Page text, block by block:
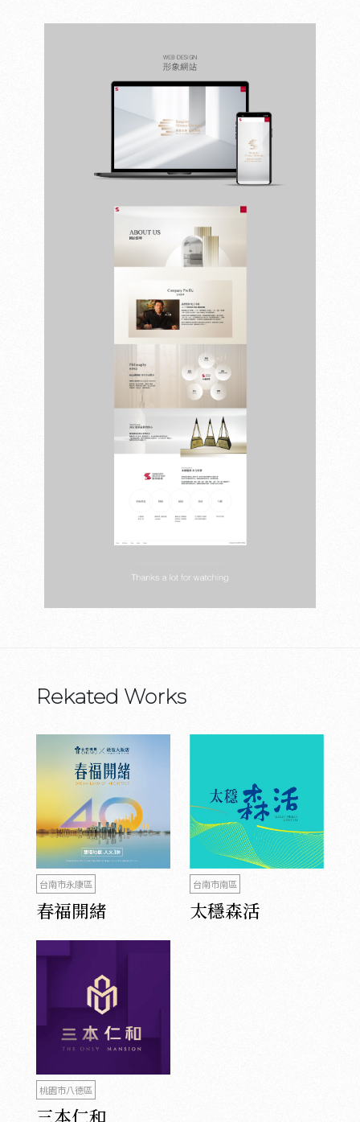
Rekated Works
台南市永康區
春福開緒
台南市南區
太穩森活
桃園市八德區
三本仁和